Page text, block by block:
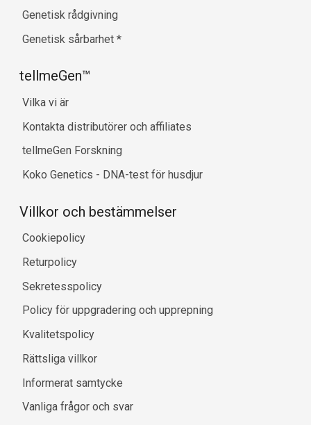
Genetisk rådgivning
Genetisk sårbarhet *
tellmeGen™
Vilka vi är
Kontakta distributörer och affiliates
tellmeGen Forskning
Koko Genetics - DNA-test för husdjur
Villkor och bestämmelser
Cookiepolicy
Returpolicy
Sekretesspolicy
Policy för uppgradering och upprepning
Kvalitetspolicy
Rättsliga villkor
Informerat samtycke
Vanliga frågor och svar